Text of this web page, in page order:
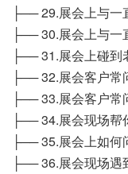
├── 29.展会上与一
├── 30.展会上与一
├── 31.展会上碰到
├── 32.展会客户常
├── 33.展会客户常
├── 34.展会现场帮
├── 35.展会上如何
├── 36.展会现场遇